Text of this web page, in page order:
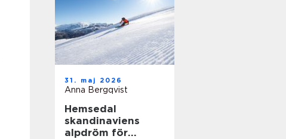
31. maj 2026
Anna Bergqvist
Hemsedal
skandinaviens
alpdröm för